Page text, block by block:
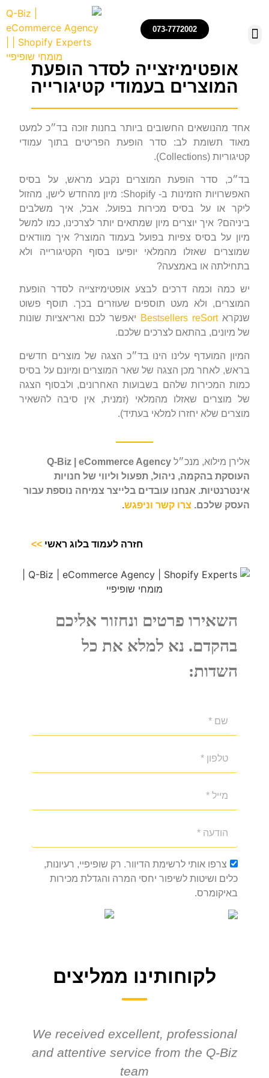
073-7772002
אופטימיזצייה לסדר הופעת
המוצרים בעמודי קטיגורייה
אחד מהנושאים החשובים ביותר בחנות זוכה בד״כ למעט
מאוד תשומת לב: סדר הופעת הפריטים בתוך עמודי
קטיגוריות (Collections).
בד״כ, סדר הופעת המוצרים נקבע מראש, על בסיס
האפשרויות הזמינות ב- Shopify: מיון מהחדש לישן, מהזול
ליקר או על בסיס מכירות בפועל. אבל, איך משלבים
ביניהם? איך יוצרים מיון שמתאים יותר לצרכינו, כמו למשל
מיון על בסיס צפיות בפועל בעמוד המוצר? איך מוודאים
שמוצרים שאזלו מהמלאי יופיעו בסוף הקטיגורייה ולא
בתחילתה או באמצעה?
יש כמה וכמה דרכים לבצע אופטימיזצייה לסדר הופעת
המוצרים, ולא מעט תוספים שעוזרים בכך. תוסף פשוט
שנקראBestsellers reSort יאפשר לכם ואריאציות שונות
של מיונים, בהתאם לצרכים שלכם.
המיון המועדף עלינו הינו בד״כ הצגה של מוצרים חדשים
בראש, לאחר מכן הצגה של שאר המוצרים ומיונם על בסיס
כמות המכירות שלהם בשבועות האחרונים, ולבסוף הצגה
של מוצרים שאזלו מהמלאי (זמנית, אין סיבה להשאיר
מוצרים שלא יחזרו למלאי בעתיד).
אלירן מילוא, מנכ״לQ-Biz | eCommerce Agency
העוסקת בהקמה, ניהול, תפעול וליווי של חנויות
אינטרנטיות. אנחנו עובדים בלייצר צמיחה נוספת עבור
העסק שלכם. צרו קשר וניפגש.
חזרה לעמוד בלוג ראשי >>
השאירו פרטים ונחזור אליכם
בהקדם. נא למלא את כל
השדות:
צרפו אותי לרשימת הדיוור. רק שופיפיי, רעיונות,
כלים ושיטות לשיפור יחסי המרה והגדלת מכירות
באיקומרס.
לקוחותינו ממליצים
We received excellent, professional
and attentive service from the Q-Biz
team